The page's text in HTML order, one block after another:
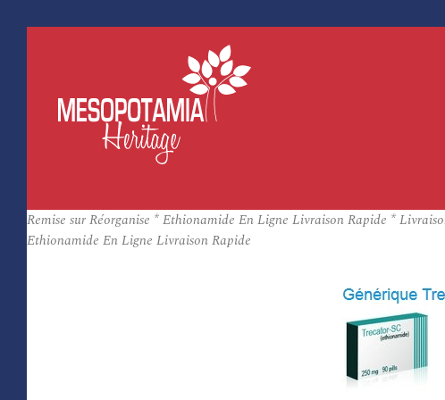
Remise sur Réorganise * Ethionamide En Ligne Livraison Rapide *
Ethionamide En Ligne Livraison Rapide